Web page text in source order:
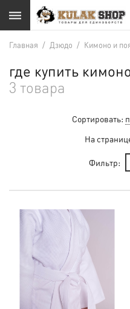
Главная / Дзюдо / Кимоно и
где купить
3 товара
Сортировать:
На
Фильтр: